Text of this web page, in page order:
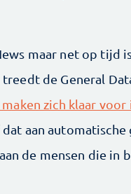
maar net op tijd
de General
zich klaar
aan automatische
de mensen die in